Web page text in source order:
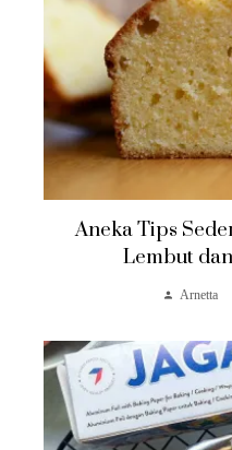
Aneka Tips
Lembut
Arnetta